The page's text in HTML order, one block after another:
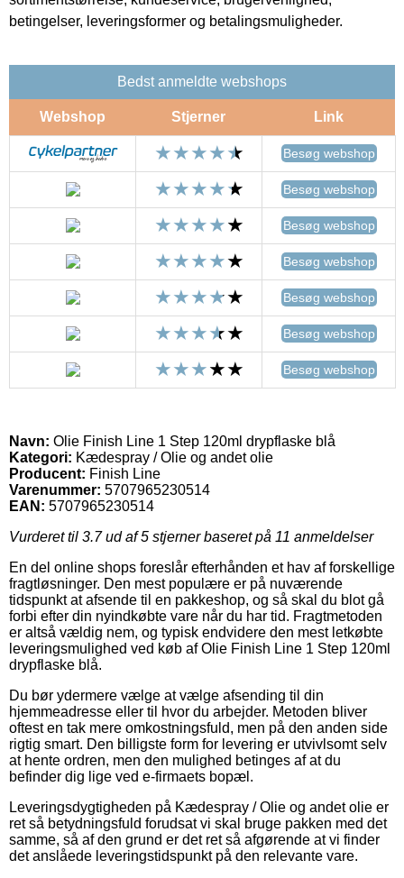
betingelser, leveringsformer og betalingsmuligheder.
Bedst anmeldte webshops
Webshop Stjerner Link
Besøg webshop
Besøg webshop
Besøg webshop
Besøg webshop
Besøg webshop
Besøg webshop
Besøg webshop
Navn: Olie Finish Line 1 Step 120ml drypflaske blå
Kategori: Kædespray / Olie og andet olie
Producent: Finish Line
Varenummer: 5707965230514
EAN: 5707965230514
Vurderet til 3.7ud af 5 stjerner baseret på 11 anmeldelser
En del online shops foreslår efterhånden et hav af forskellige
fragtløsninger. Den mest populære er på nuværende
tidspunkt at afsende til en pakkeshop, og så skal du blot gå
forbi efter din nyindkøbte vare når du har tid. Fragtmetoden
er altså vældig nem, og typisk endvidere den mest letkøbte
leveringsmulighed ved køb af Olie Finish Line 1 Step 120ml
drypflaske blå.
Du bør ydermere vælge at vælge afsending til din
hjemmeadresse eller til hvor du arbejder. Metoden bliver
oftest en tak mere omkostningsfuld, men på den anden side
rigtig smart. Den billigste form for levering er utvivlsomt selv
at hente ordren, men den mulighed betinges af at du
befinder dig lige ved e-firmaets bopæl.
Leveringsdygtigheden på Kædespray / Olie og andet olie er
ret så betydningsfuld forudsat vi skal bruge pakken med det
samme, så af den grund er det ret så afgørende at vi finder
det anslåede leveringstidspunkt på den relevante vare.